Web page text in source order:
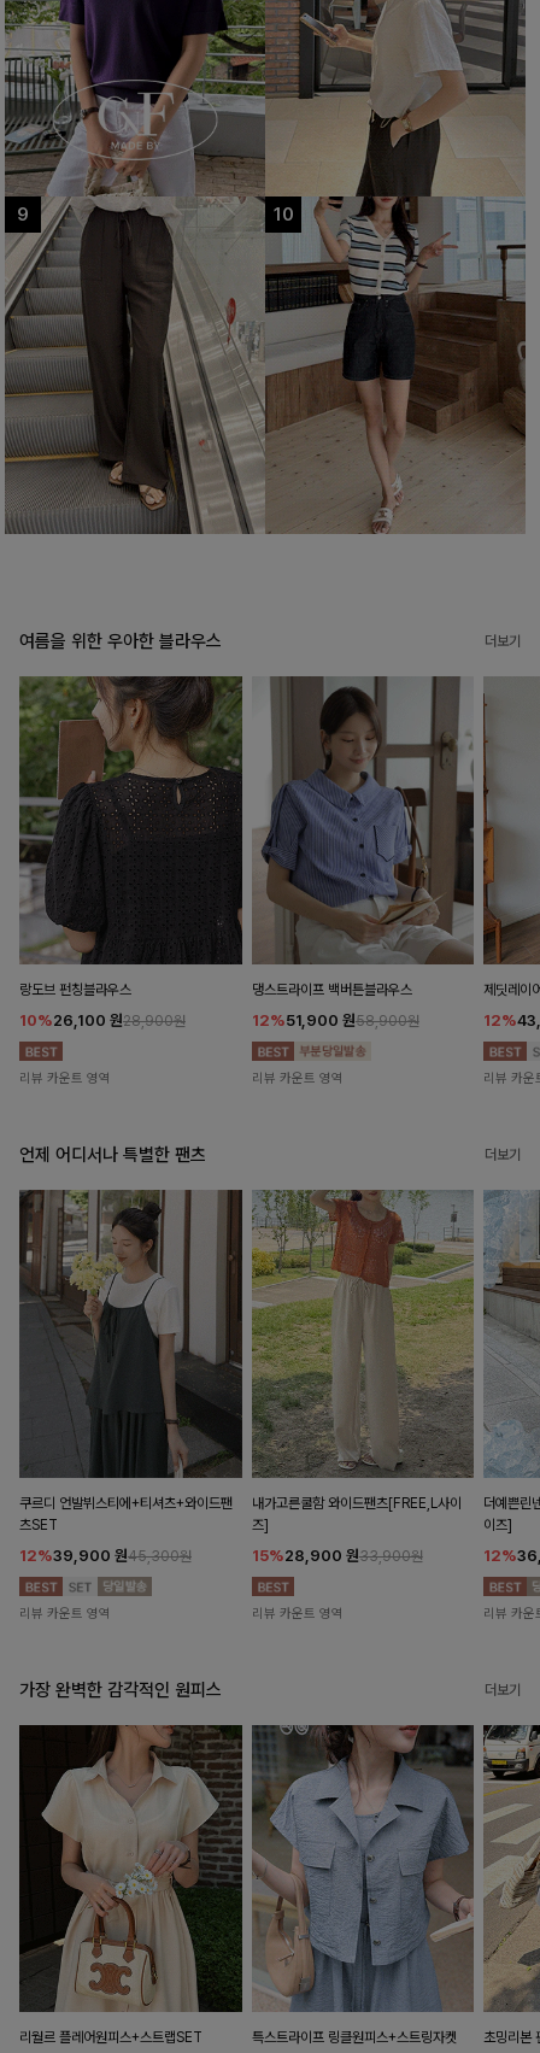
여름을 위한 우아한 블라우스 더보기
랑도브 펀칭블라우스
10%26,100 원28,900원
리뷰 카운트 영역
댕스트라이프 백버튼블라우스
12%51,900 원58,900원
리뷰 카운트 영역
제딧레이
12%
리뷰 카운
언제 어디서나 특별한 팬츠 더보기
쿠르디 언발뷔스티에+티셔츠+와이드팬
츠SET
12%39,900 원45,300원
리뷰 카운트 영역
내가고른쿨함 와이드팬츠[FREE,L사이
즈]
15%28,900 원33,900원
리뷰 카운트 영역
더예쁜린
이즈]
12%
리뷰 카운
가장 완벽한 감각적인 원피스 더보기
리월르 플레어원피스+스트랩SET
특스트라이프 링클원피스+스트링자켓
초밍리본